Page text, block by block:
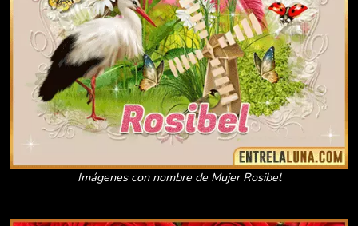
Imágenes con nombre de Mujer Rosibel